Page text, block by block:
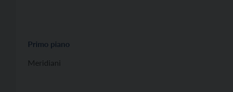
Primo piano
Meridiani